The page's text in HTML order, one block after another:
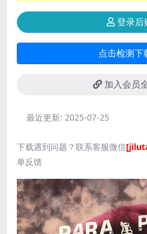
登录后
点击检测下
加入会员
最近更新: 2025-07-25
下载遇到问题？联系客服微信
单反馈